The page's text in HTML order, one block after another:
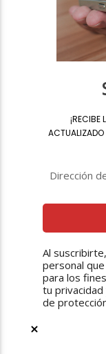
¡RECIBE
ACTUALIZADO
Al
personal
para los
tu
de